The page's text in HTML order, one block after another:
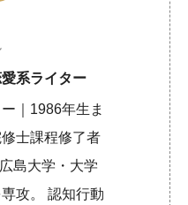
系ライター
｜1986年生ま
士課程修了者
島大学・大学
攻。 認知行動